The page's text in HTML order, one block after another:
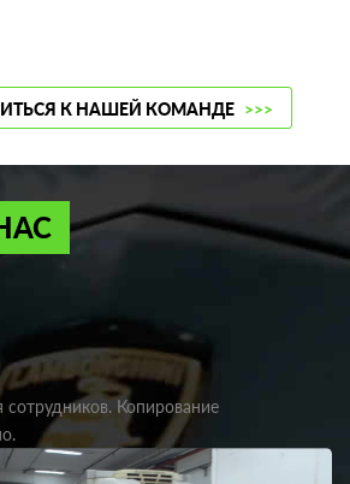
К НАШЕЙ КОМАНДЕ >>>
сотрудников. Копирование